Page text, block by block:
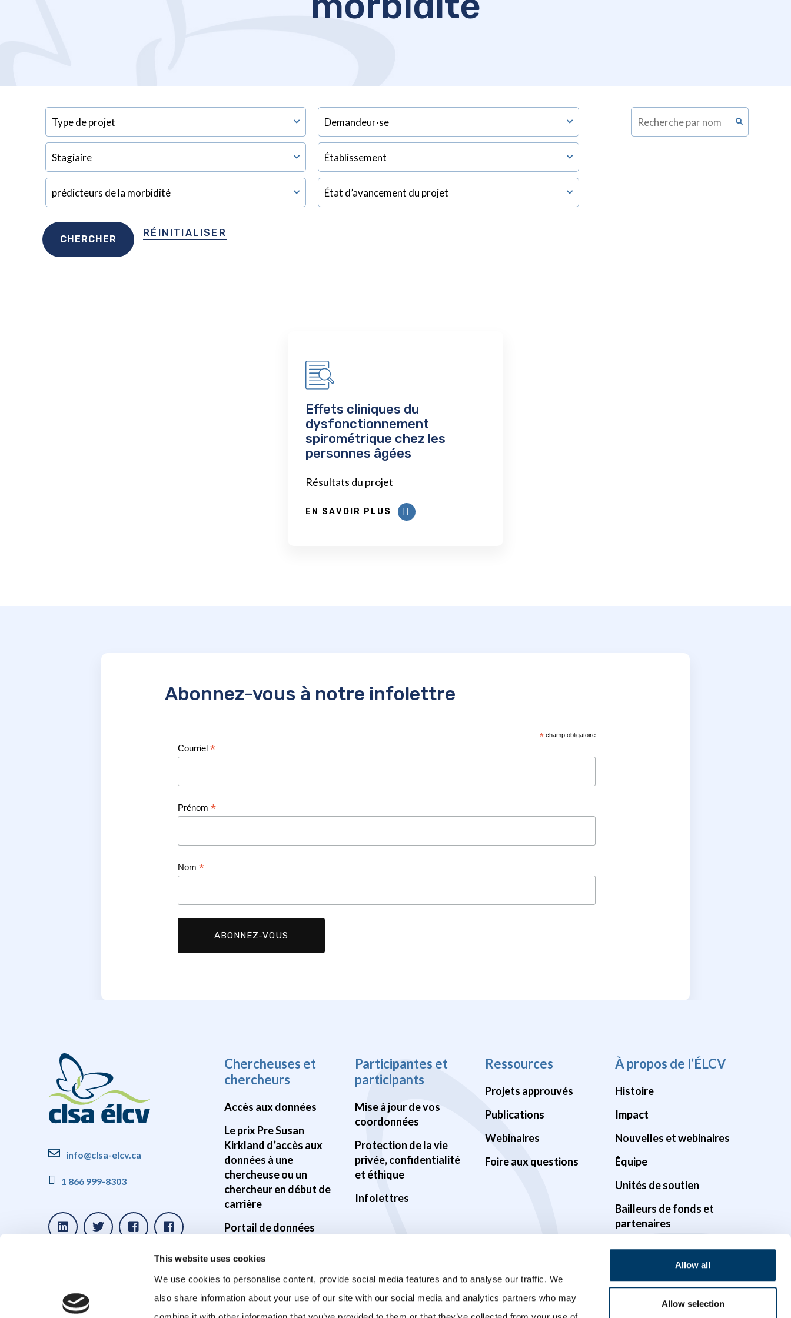
This website uses cookies
We use cookies to personalise content, provide social media features and to analyse our traffic. We
also share information about your use of our site with our social media and analytics partners who may
Allow all
Allow selection
RÉINITIALISER
Effets cliniques du
dysfonctionnement
spirométrique chez les
personnes âgées
Résultats du projet
EN SAVOIR PLUS
Abonnez-vous à notre infolettre
* champ obligatoire
Courriel *
Prénom *
Nom *
info@clsa-elcv.ca
1 866 999-8303
Chercheuses et
chercheurs
Accès aux données
Le prix Pre Susan
Kirkland d’accès aux
données à une
chercheuse ou un
chercheur en début de
carrière
Portail de données
données
cerveau
Participantes et
participants
Mise à jour de vos
coordonnées
Protection de la vie
privée, confidentialité
et éthique
Infolettres
Ressources
Projets approuvés
Publications
Webinaires
Foire aux questions
À propos de l’ÉLCV
Histoire
Impact
Nouvelles et webinaires
Équipe
Unités de soutien
Bailleurs de fonds et
partenaires
Gouvernance